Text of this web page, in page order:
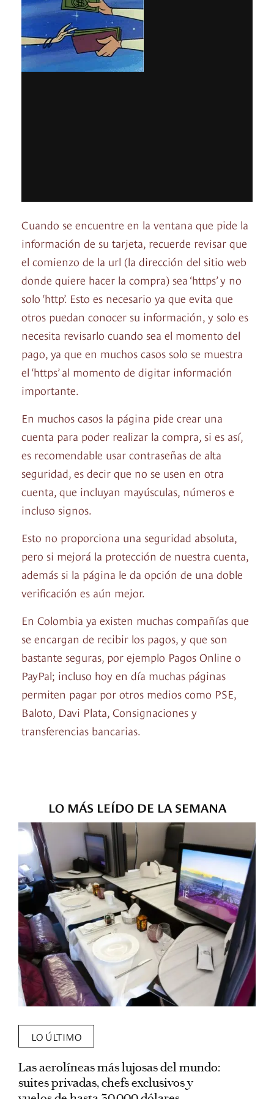
Cuando se encuentre en la ventana que pide la
información de su tarjeta, recuerde revisar que
el comienzo de la url (la dirección del sitio web
donde quiere hacer la compra) sea ‘https’ y no
solo ‘http’. Esto es necesario ya que evita que
otros puedan conocer su información, y solo es
necesita revisarlo cuando sea el momento del
pago, ya que en muchos casos solo se muestra
el ‘https’ al momento de digitar información
importante.
En muchos casos la página pide crear una
cuenta para poder realizar la compra, si es así,
es recomendable usar contraseñas de alta
seguridad, es decir que no se usen en otra
cuenta, que incluyan mayúsculas, números e
incluso signos.
Esto no proporciona una seguridad absoluta,
pero si mejorá la protección de nuestra cuenta,
además si la página le da opción de una doble
verificación es aún mejor.
En Colombia ya existen muchas compañías que
se encargan de recibir los pagos, y que son
bastante seguras, por ejemplo Pagos Online o
PayPal; incluso hoy en día muchas páginas
permiten pagar por otros medios como PSE,
Baloto, Davi Plata, Consignaciones y
transferencias bancarias.
LO MÁS LEÍDO DE LA SEMANA
LO ÚLTIMO
Las aerolíneas más lujosas del mundo:
suites privadas, chefs exclusivos y